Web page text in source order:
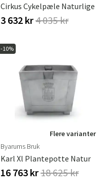
Cirkus Cykelpæle Naturlige
3 632 kr4 035 kr
-10%
Flere varianter
Byarums Bruk
Karl Xl Plantepotte Natur
16 763 kr18 625 kr